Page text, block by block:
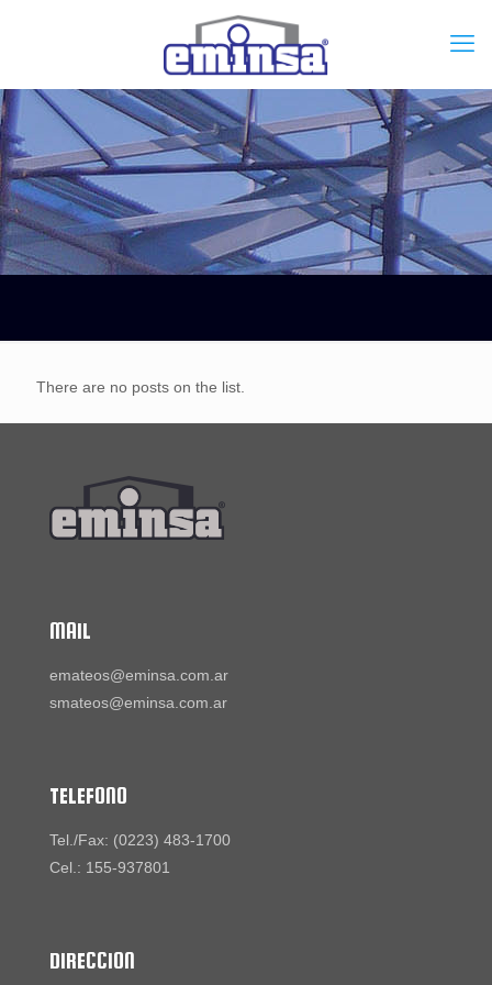
There are no posts on the list.
MAIL
emateos@eminsa.com.ar
smateos@eminsa.com.ar
TELEFONO
Tel./Fax: (0223) 483-1700
Cel.: 155-937801
DIRECCION